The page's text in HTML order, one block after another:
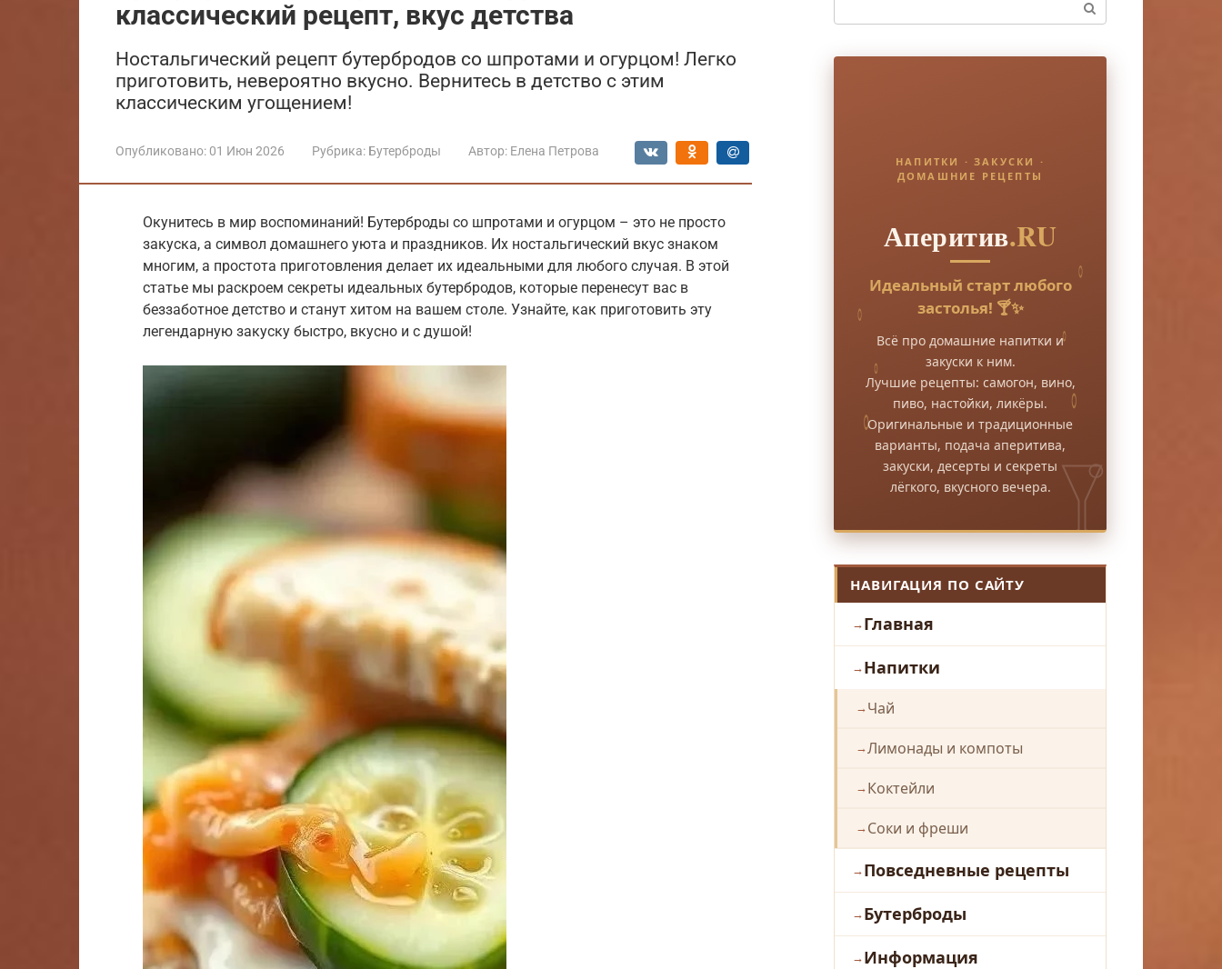
классический рецепт, вкус детства
Ностальгический рецепт бутербродов со шпротами и огурцом! Легко
приготовить, невероятно вкусно. Вернитесь в детство с этим
классическим угощением!
Опубликовано: 01 Июн 2026 Рубрика: Бутерброды Автор: Елена Петрова
Окунитесь в мир воспоминаний! Бутерброды со шпротами и огурцом – это не просто
закуска, а символ домашнего уюта и праздников. Их ностальгический вкус знаком
многим, а простота приготовления делает их идеальными для любого случая. В этой
статье мы раскроем секреты идеальных бутербродов, которые перенесут вас в
беззаботное детство и станут хитом на вашем столе. Узнайте, как приготовить эту
легендарную закуску быстро, вкусно и с душой!
НАПИТКИ · ЗАКУСКИ ·
ДОМАШНИЕ РЕЦЕПТЫ
Аперитив.RU
Идеальный старт любого
застолья! 🍸✨
Всё про домашние напитки и
закуски к ним.
Лучшие рецепты: самогон, вино,
пиво, настойки, ликёры.
Оригинальные и традиционные
варианты, подача аперитива,
закуски, десерты и секреты
лёгкого, вкусного вечера.
НАВИГАЦИЯ ПО САЙТУ
Главная
Напитки
Чай
Лимонады и компоты
Коктейли
Соки и фреши
Повседневные рецепты
Бутерброды
Информация